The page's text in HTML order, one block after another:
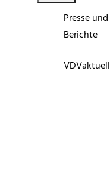
Presse und
Berichte
VDVaktuell